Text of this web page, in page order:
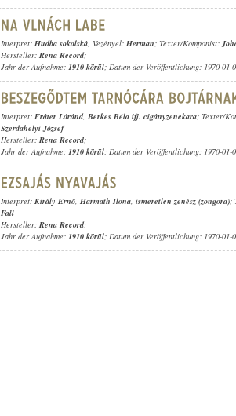
Interpret: Hudba sokolská, Vezényel: Herman; Texter/Komponist:
Hersteller: Rena Record;
Jahr der Aufnahme: 1910 körül; Datum der Veröffentlichung: 1970-01-
Interpret: Fráter Lóránd, Berkes Béla ifj. cigányzenekara; Texter/
Szerdahelyi József
Hersteller: Rena Record;
Jahr der Aufnahme: 1910 körül; Datum der Veröffentlichung: 1970-01-
Interpret: Király Ernő, Harmath Ilona, ismeretlen zenész (zongora);
Fall
Hersteller: Rena Record;
Jahr der Aufnahme: 1910 körül; Datum der Veröffentlichung: 1970-01-